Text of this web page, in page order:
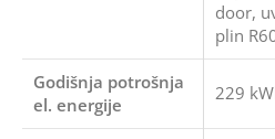
door,
plin
Godišnja potrošnja
el. energije
229